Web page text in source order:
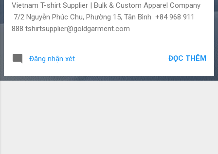
Vietnam T-shirt Supplier | Bulk & Custom Apparel Company
7/2 Nguyễn Phúc Chu, Phường 15, Tân Bình +84 968 911
888 tshirtsupplier@goldgarment.com
Đăng nhận xét ĐỌC THÊM